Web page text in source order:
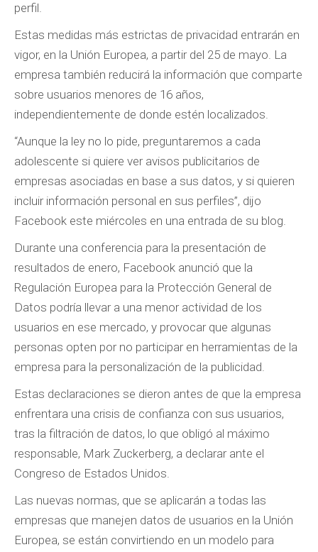
perfil.
Estas medidas más estrictas de privacidad entrarán en
vigor, en la Unión Europea, a partir del 25 de mayo. La
empresa también reducirá la información que comparte
sobre usuarios menores de 16 años,
independientemente de donde estén localizados.
“Aunque la ley no lo pide, preguntaremos a cada
adolescente si quiere ver avisos publicitarios de
empresas asociadas en base a sus datos, y si quieren
incluir información personal en sus perfiles”, dijo
Facebook este miércoles en una entrada de su blog.
Durante una conferencia para la presentación de
resultados de enero, Facebook anunció que la
Regulación Europea para la Protección General de
Datos podría llevar a una menor actividad de los
usuarios en ese mercado, y provocar que algunas
personas opten por no participar en herramientas de la
empresa para la personalización de la publicidad.
Estas declaraciones se dieron antes de que la empresa
enfrentara una crisis de confianza con sus usuarios,
tras la filtración de datos, lo que obligó al máximo
responsable, Mark Zuckerberg, a declarar ante el
Congreso de Estados Unidos.
Las nuevas normas, que se aplicarán a todas las
empresas que manejen datos de usuarios en la Unión
Europea, se están convirtiendo en un modelo para